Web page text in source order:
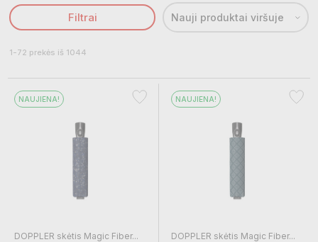
1-72 prekės iš 1044
Filtrai Nauji produktai viršuje
NAUJIENA!
DOPPLER skėtis Magic Fiber...
NAUJIENA!
DOPPLER skėtis Magic Fiber...